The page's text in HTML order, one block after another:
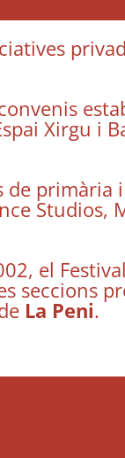
Xirgu i
de primària
Studios,
el
seccions
La Peni.